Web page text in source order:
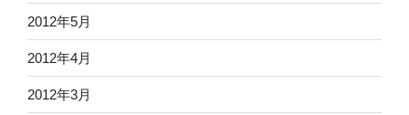
2012年5月
2012年4月
2012年3月